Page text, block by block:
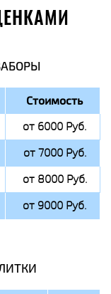
Стоимость
от 6000 Руб.
от 7000 Руб.
от 8000 Руб.
от 9000 Руб.